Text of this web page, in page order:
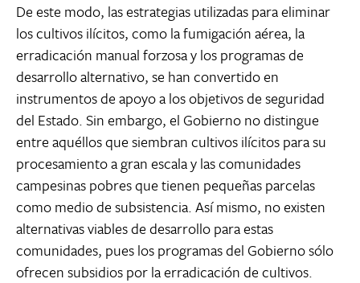
De este modo, las estrategias utilizadas para eliminar
los cultivos ilícitos, como la fumigación aérea, la
erradicación manual forzosa y los programas de
desarrollo alternativo, se han convertido en
instrumentos de apoyo a los objetivos de seguridad
del Estado. Sin embargo, el Gobierno no distingue
entre aquéllos que siembran cultivos ilícitos para su
procesamiento a gran escala y las comunidades
campesinas pobres que tienen pequeñas parcelas
como medio de subsistencia. Así mismo, no existen
alternativas viables de desarrollo para estas
comunidades, pues los programas del Gobierno sólo
ofrecen subsidios por la erradicación de cultivos.